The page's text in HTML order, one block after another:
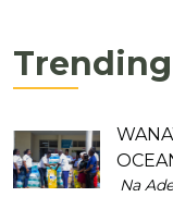
Na